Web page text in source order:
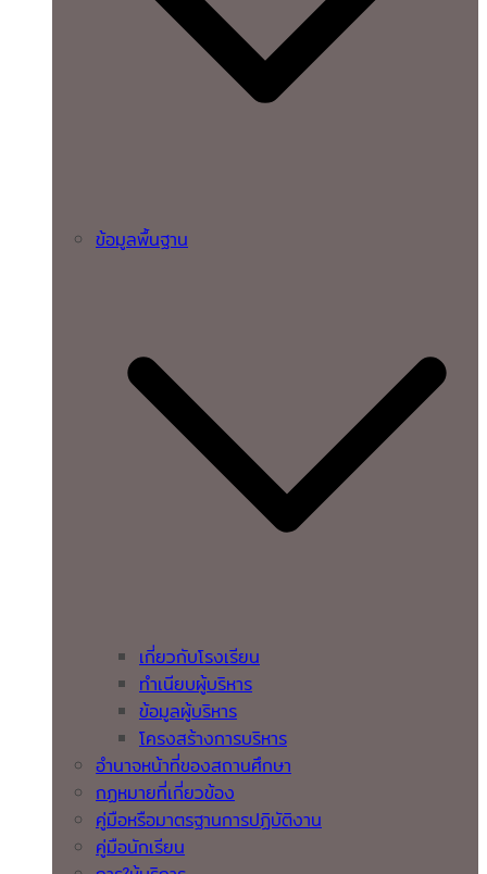
ข้อมูลพื้นฐาน
เกี่ยวกับโรงเรียน
ทำเนียบผู้บริหาร
ข้อมูลผู้บริหาร
โครงสร้างการบริหาร
อำนาจหน้าที่ของสถานศึกษา
กฏหมายที่เกี่ยวข้อง
คู่มือหรือมาตรฐานการปฏิบัติงาน
คู่มือนักเรียน